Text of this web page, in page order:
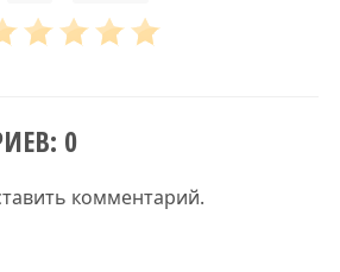
0
комментарий.